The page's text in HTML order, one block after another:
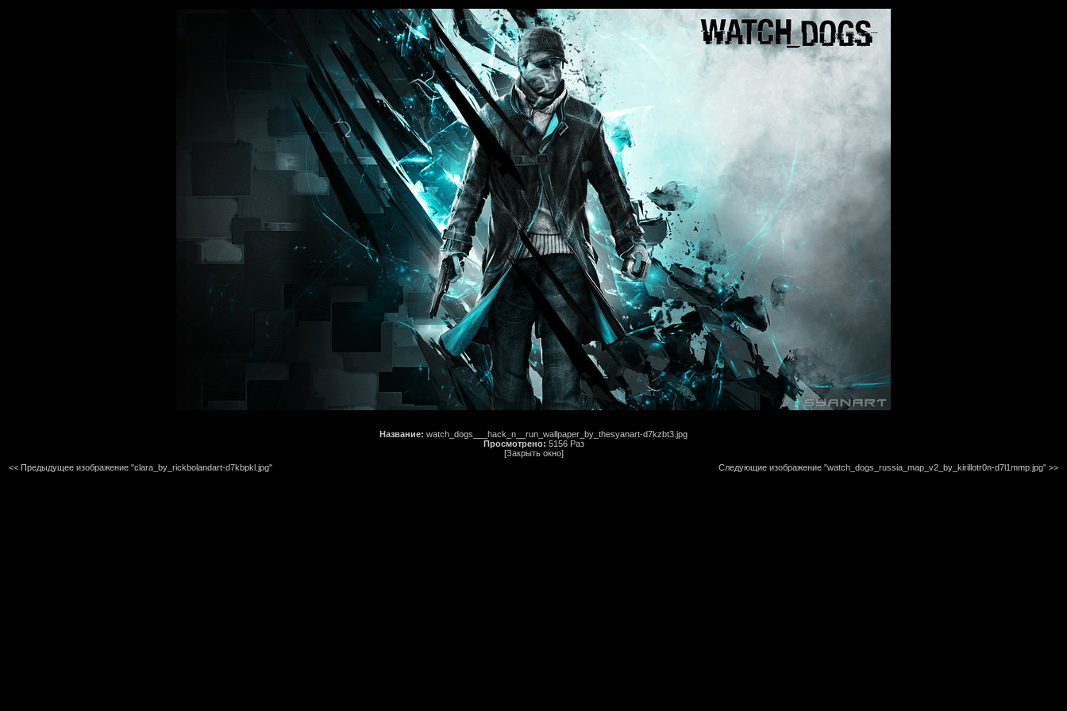
Название: watch_dogs___hack_n__run_wallpaper_by_thesyanart-d7kzbt3.jpg
Просмотрено: 5156 Раз
[Закрыть окно]
<< Предыдущее изображение "clara_by_rickbolandart-d7kbpkl.jpg"
Следующие изображение "watch_dogs_russia_map_v2_by_kirillotr0n-d7l1mmp.jpg" >>